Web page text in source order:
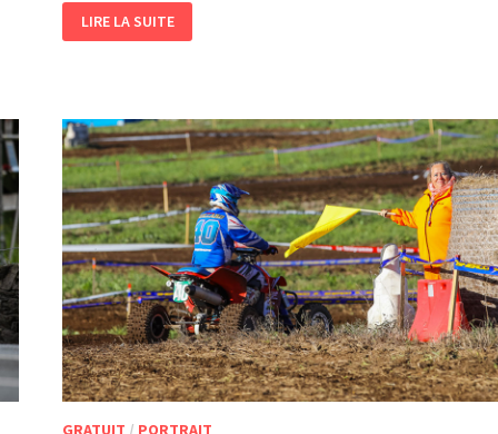
FESTIVAL
DE
MOTOS
OUST
LIRE LA SUITE
GRATUIT / PORTRAIT